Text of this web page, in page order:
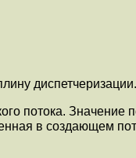
диспетчеризации.
потока. Значение
в создающем